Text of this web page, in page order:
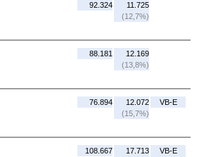
92.324
11.725
(12,7%)
88.181
12.169
(13,8%)
76.894
12.072
(15,7%)
VB-E
108.667
17.713
VB-E